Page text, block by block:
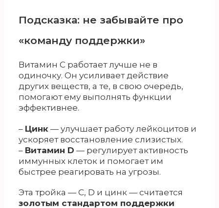
Подсказка: не забывайте про
«команду поддержки»
Витамин С работает лучше не в
одиночку. Он усиливает действие
других веществ, а те, в свою очередь,
помогают ему выполнять функции
эффективнее.
– Цинк — улучшает работу лейкоцитов и
ускоряет восстановление слизистых.
– Витамин D — регулирует активность
иммунных клеток и помогает им
быстрее реагировать на угрозы.
Эта тройка — С, D и цинк — считается
золотым стандартом поддержки